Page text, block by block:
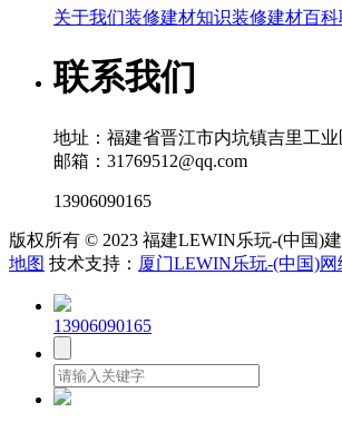
关于我们装修建材知识装修建材百科
联系我们
地址：福建省晋江市内坑镇吉里工业
邮箱：31769512@qq.com
13906090165
版权所有 © 2023 福建LEWIN乐玩-(中国)
地图 技术支持： 厦门LEWIN乐玩-(中国)网
13906090165